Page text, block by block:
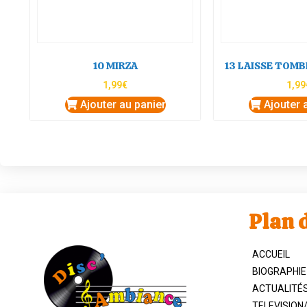
10 MIRZA
1,99€
Ajouter au panier
13 LAISSE
1,99
Ajouter
Plan
ACCUEIL
BIOGRAPHIE